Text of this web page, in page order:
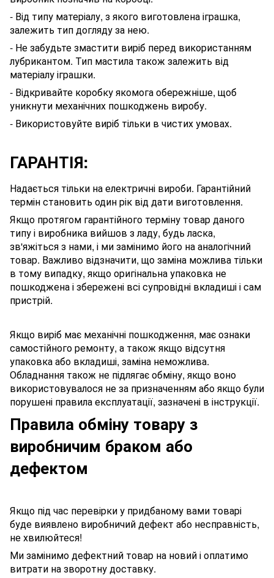
- Від типу матеріалу, з якого виготовлена іграшка,
залежить тип догляду за нею.
- Не забудьте змастити виріб перед використанням
лубрикантом. Тип мастила також залежить від
матеріалуіграшки.
- Відкривайте коробку якомога обережніше, щоб
уникнути механічних пошкоджень виробу.
- Використовуйте виріб тільки в чистих умовах.
ГАРАНТІЯ:
Надається тільки на електричні вироби. Гарантійний
термін становить один рік від дати виготовлення.
Якщо протягом гарантійного терміну товар даного
типу і виробника вийшов з ладу, будь ласка,
зв'яжіться з нами, і ми замінимо його на аналогічний
товар. Важливо відзначити, що заміна можлива тільки
в тому випадку, якщо оригінальна упаковка не
пошкоджена і збережені всі супровідні вкладиші і сам
пристрій.
Якщо виріб має механічні пошкодження, має ознаки
самостійного ремонту, а також якщо відсутня
упаковка або вкладиші, заміна неможлива.
Обладнання також не підлягає обміну, якщо воно
використовувалося не за призначенням або якщо були
порушені правила експлуатації, зазначені в інструкції.
Правила обміну товару з
виробничим браком або
дефектом
Якщо під час перевірки у придбаному вами товарі
буде виявлено виробничий дефект або несправність,
не хвилюйтеся!
Ми замінимо дефектний товар на новий і оплатимо
витрати на зворотну доставку.